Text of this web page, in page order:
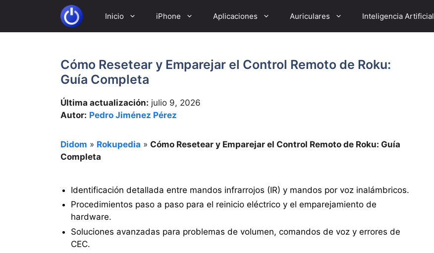
contenido
Inicio iPhone Aplicaciones Auriculares Inteligencia Artificial
Cómo Resetear y Emparejar el Control Remoto de Roku:
Guía Completa
Última actualización: julio 9, 2026
Autor: Pedro Jiménez Pérez
Didom » Rokupedia » Cómo Resetear y Emparejar el Control Remoto de Roku: Guía
Completa
Identificación detallada entre mandos infrarrojos (IR) y mandos por voz inalámbricos.
Procedimientos paso a paso para el reinicio eléctrico y el emparejamiento de
hardware.
Soluciones avanzadas para problemas de volumen, comandos de voz y errores de
CEC.